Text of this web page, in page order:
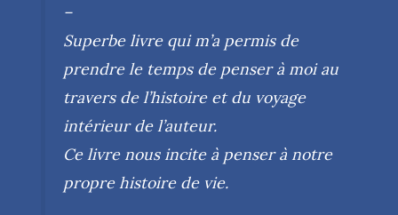
–
Superbe livre qui m’a permis de
prendre le temps de penser à moi au
travers de l’histoire et du voyage
intérieur de l’auteur.
Ce livre nous incite à penser à notre
propre histoire de vie.